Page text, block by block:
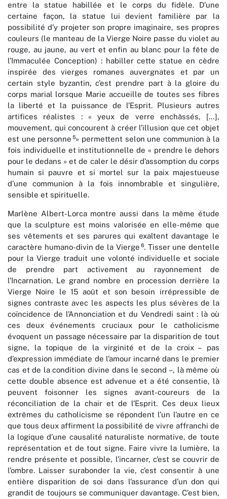
entre la statue habillée et le corps du fidèle. D’une
certaine façon, la statue lui devient familière par la
possibilité d’y projeter son propre imaginaire, ses propres
couleurs (le manteau de la Vierge Noire passe du violet au
rouge, au jaune, au vert et enfin au blanc pour la fête de
l’Immaculée Conception) : habiller cette statue en cèdre
inspirée des vierges romanes auvergnates et par un
certain style byzantin, c’est prendre part à la gloire du
corps marial lorsque Marie accueille de toutes ses fibres
la liberté et la puissance de l’Esprit. Plusieurs autres
artifices réalistes : « yeux de verre enchâssés, […],
mouvement, qui concourent à créer l’illusion que cet objet
est une personne 5» permettent selon une communion à la
fois individuelle et institutionnelle de « prendre le dehors
pour le dedans » et de caler le désir d’assomption du corps
humain si pauvre et si mortel sur la paix majestueuse
d’une communion à la fois innombrable et singulière,
sensible et spirituelle.
Marlène Albert-Lorca montre aussi dans la même étude
que la sculpture est moins valorisée en elle-même que
ses vêtements et ses parures qui exaltent davantage le
caractère humano-divin de la Vierge 6. Tisser une dentelle
pour la Vierge traduit une volonté individuelle et sociale
de prendre part activement au rayonnement de
l’Incarnation. Le grand nombre en procession derrière la
Vierge Noire le 15 août et son besoin irrépressible de
signes contraste avec les aspects les plus sévères de la
coïncidence de l’Annonciation et du Vendredi saint : là où
ces deux événements cruciaux pour le catholicisme
évoquent un passage nécessaire par la disparition de tout
signe, la topique de la virginité et de la croix – pas
d’expression immédiate de l’amour incarné dans le premier
cas et de la condition divine dans le second –, là même où
cette double absence est advenue et a été consentie, là
peuvent foisonner les signes avant-coureurs de la
réconciliation de la chair et de l’Esprit. Ces deux lieux
extrêmes du catholicisme se répondent l’un l’autre en ce
que tous deux affirment la possibilité de vivre affranchi de
la logique d’une causalité naturaliste normative, de toute
représentation et de tout signe. Faire vivre la lumière, la
rendre présente et possible, l’incarner, c’est se couvrir de
l’ombre. Laisser surabonder la vie, c’est consentir à une
entière disparition de soi dans l’assurance d’un don qui
grandit de toujours se communiquer davantage. C’est bien,